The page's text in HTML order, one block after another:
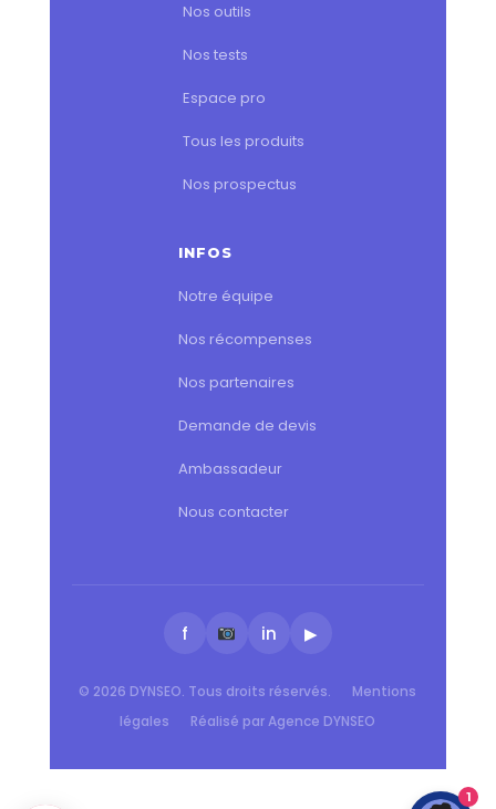
Nos outils
Nos tests
Espace pro
Tous les produits
Nos prospectus
INFOS
Notre équipe
Nos récompenses
Nos partenaires
Demande de devis
Ambassadeur
Nous contacter
f in ▶
© 2026 DYNSEO. Tous droits réservés.
Mentions
légales
Réalisé par Agence DYNSEO
1